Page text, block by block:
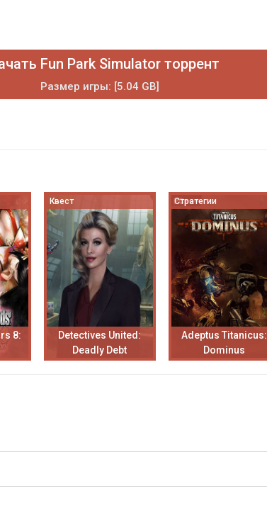
Fun Park Simulator торрент
Размер игры: [5.04 GB]
8:
Квест
Detectives United:
Deadly Debt
Стратегии
Adeptus Titanicus:
Dominus